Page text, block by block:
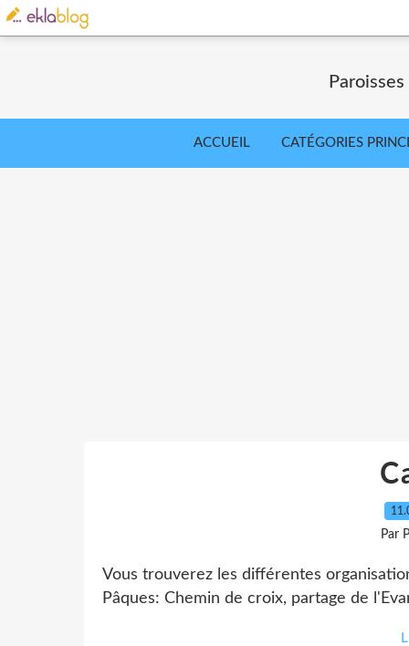
ACCUEIL CATÉGORIES
Par
Vous trouverez les différentes
Pâques: Chemin de croix, partage de